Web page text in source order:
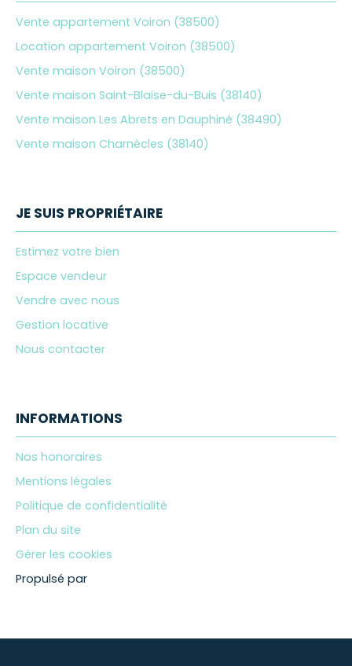
Vente appartement Voiron (38500)
Location appartement Voiron (38500)
Vente maison Voiron (38500)
Vente maison Saint-Blaise-du-Buis (38140)
Vente maison Les Abrets en Dauphiné (38490)
Vente maison Charnècles (38140)
JE SUIS PROPRIÉTAIRE
Estimez votre bien
Espace vendeur
Vendre avec nous
Gestion locative
Nous contacter
INFORMATIONS
Nos honoraires
Mentions légales
Politique de confidentialité
Plan du site
Gérer les cookies
Propulsé par